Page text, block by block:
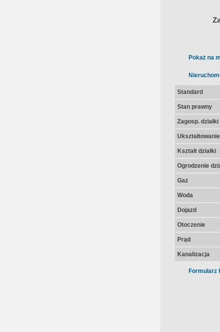
Pokaż na
Standard
Stan prawny
Zagosp. działki
Kształt działki
Ogrodzenie
Gaz
Woda
Dojazd
Otoczenie
Prąd
Kanalizacja
Formularz